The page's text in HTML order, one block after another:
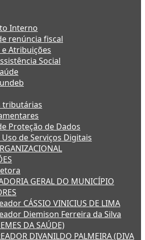
Interno
renúncia fiscal
Atribuições
Social
tributárias
Proteção de Dados
de Serviços Digitais
GERAL DO MUNICÍPIO
CÁSSIO VINICIUS DE LIMA
Diemison Ferreira da Silva
DA SAÚDE)
DIVANILDO PALMEIRA (DIVA